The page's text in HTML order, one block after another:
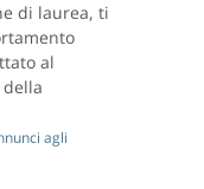
di laurea, ti
al
agli